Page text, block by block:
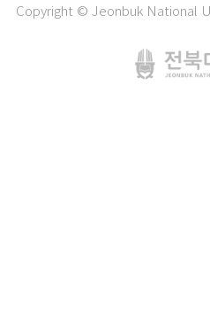
Copyright © Jeonbuk National